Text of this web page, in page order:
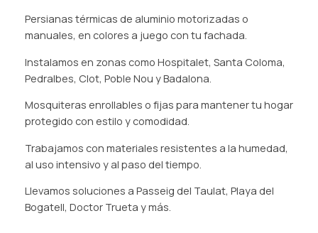
Persianas térmicas de aluminio motorizadas o
manuales, en colores a juego con tu fachada.
Instalamos en zonas como Hospitalet, Santa Coloma,
Pedralbes, Clot, Poble Nou y Badalona.
Mosquiteras enrollables o fijas para mantener tu hogar
protegido con estilo y comodidad.
Trabajamos con materiales resistentes a la humedad,
al uso intensivo y al paso del tiempo.
Llevamos soluciones a Passeig del Taulat, Playa del
Bogatell, Doctor Trueta y más.